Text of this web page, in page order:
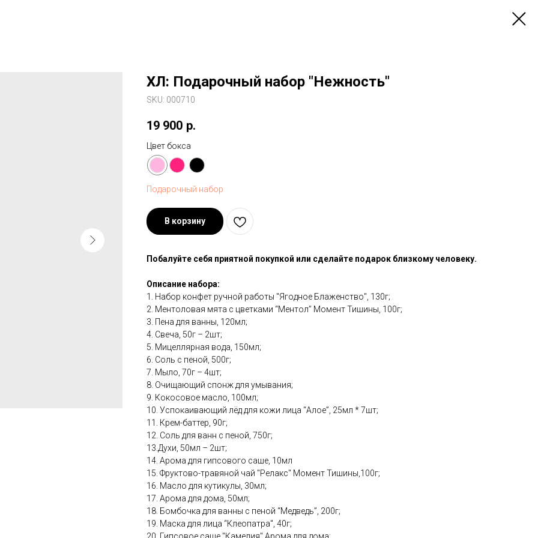
XЛ: Подарочный набор "Нежность"
SKU: 000710
19 900 р.
Цвет бокса
Подарочный набор
В корзину
Побалуйте себя приятной покупкой или сделайте подарок близкому человеку.
Описание набора:
1. Набор конфет ручной работы "Ягодное Блаженство", 130г;
2. Ментоловая мята с цветками “Ментол” Момент Тишины, 100г;
3. Пена для ванны, 120мл;
4. Свеча, 50г – 2шт;
5. Мицеллярная вода, 150мл;
6. Соль с пеной, 500г;
7. Мыло, 70г – 4шт;
8. Очищающий спонж для умывания;
9. Кокосовое масло, 100мл;
10. Успокаивающий лёд для кожи лица “Алое”, 25мл * 7шт;
11. Крем-баттер, 90г;
12. Соль для ванн с пеной, 750г;
13.Духи, 50мл – 2шт;
14. Арома для гипсового саше, 10мл
15. Фруктово-травяной чай "Релакс" Момент Тишины,100г;
16. Масло для кутикулы, 30мл;
17. Арома для дома, 50мл;
18. Бомбочка для ванны с пеной “Медведь”, 200г;
19. Маска для лица “Клеопатра", 40г;